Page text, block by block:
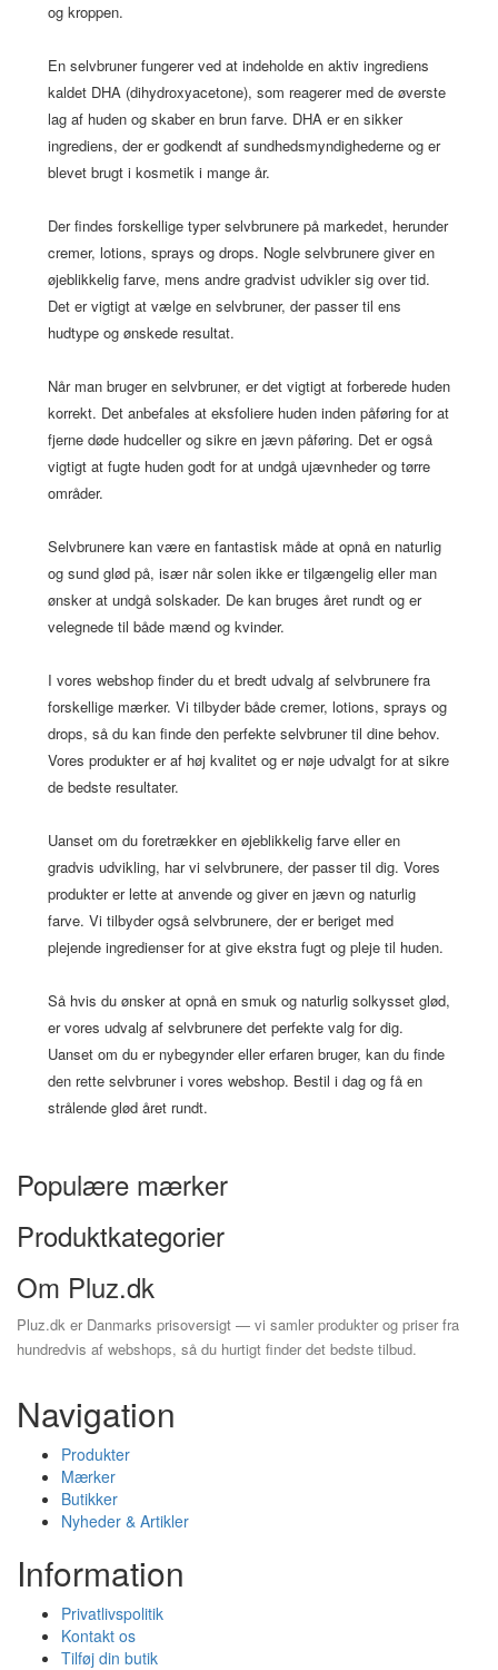
og kroppen.
En selvbruner fungerer ved at indeholde en aktiv ingrediens
kaldet DHA (dihydroxyacetone), som reagerer med de øverste
lag af huden og skaber en brun farve. DHA er en sikker
ingrediens, der er godkendt af sundhedsmyndighederne og er
blevet brugt i kosmetik i mange år.
Der findes forskellige typer selvbrunere på markedet, herunder
cremer, lotions, sprays og drops. Nogle selvbrunere giver en
øjeblikkelig farve, mens andre gradvist udvikler sig over tid.
Det er vigtigt at vælge en selvbruner, der passer til ens
hudtype og ønskede resultat.
Når man bruger en selvbruner, er det vigtigt at forberede huden
korrekt. Det anbefales at eksfoliere huden inden påføring for at
fjerne døde hudceller og sikre en jævn påføring. Det er også
vigtigt at fugte huden godt for at undgå ujævnheder og tørre
områder.
Selvbrunere kan være en fantastisk måde at opnå en naturlig
og sund glød på, især når solen ikke er tilgængelig eller man
ønsker at undgå solskader. De kan bruges året rundt og er
velegnede til både mænd og kvinder.
I vores webshop finder du et bredt udvalg af selvbrunere fra
forskellige mærker. Vi tilbyder både cremer, lotions, sprays og
drops, så du kan finde den perfekte selvbruner til dine behov.
Vores produkter er af høj kvalitet og er nøje udvalgt for at sikre
de bedste resultater.
Uanset om du foretrækker en øjeblikkelig farve eller en
gradvis udvikling, har vi selvbrunere, der passer til dig. Vores
produkter er lette at anvende og giver en jævn og naturlig
farve. Vi tilbyder også selvbrunere, der er beriget med
plejende ingredienser for at give ekstra fugt og pleje til huden.
Så hvis du ønsker at opnå en smuk og naturlig solkysset glød,
er vores udvalg af selvbrunere det perfekte valg for dig.
Uanset om du er nybegynder eller erfaren bruger, kan du finde
den rette selvbruner i vores webshop. Bestil i dag og få en
strålende glød året rundt.
Populære mærker
Produktkategorier
Om Pluz.dk
Pluz.dk er Danmarks prisoversigt — vi samler produkter og priser fra
hundredvis af webshops, så du hurtigt finder det bedste tilbud.
Navigation
Produkter
Mærker
Butikker
Nyheder & Artikler
Information
Privatlivspolitik
Kontakt os
Tilføj din butik